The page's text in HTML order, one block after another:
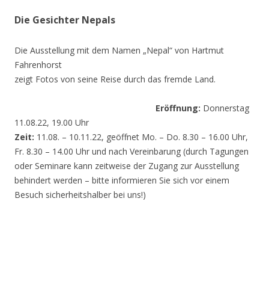
Die Gesichter Nepals
Die Ausstellung mit dem Namen „Nepal“ von Hartmut
Fahrenhorst
zeigt Fotos von seine Reise durch das fremde Land.
Eröffnung: Donnerstag
11.08.22, 19.00 Uhr
Zeit: 11.08. – 10.11.22, geöffnet Mo. – Do. 8.30 – 16.00 Uhr,
Fr. 8.30 – 14.00 Uhr und nach Vereinbarung (durch Tagungen
oder Seminare kann zeitweise der Zugang zur Ausstellung
behindert werden – bitte informieren Sie sich vor einem
Besuch sicherheitshalber bei uns!)